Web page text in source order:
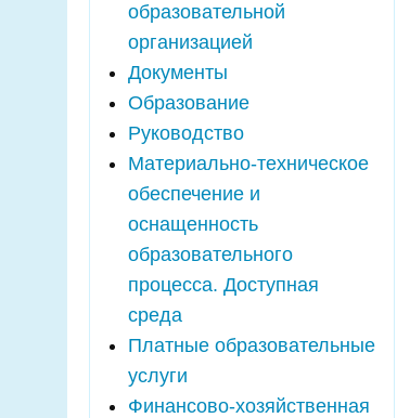
образовательной
организацией
Документы
Образование
Руководство
Материально-техническое
обеспечение и
оснащенность
образовательного
процесса. Доступная
среда
Платные образовательные
услуги
Финансово-хозяйственная